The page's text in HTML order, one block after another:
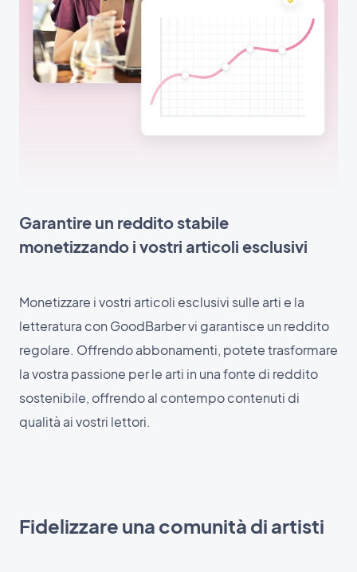
Garantire un reddito stabile
monetizzando i vostri articoli esclusivi
Monetizzare i vostri articoli esclusivi sulle arti e la
letteratura con GoodBarber vi garantisce un reddito
regolare. Offrendo abbonamenti, potete trasformare
la vostra passione per le arti in una fonte di reddito
sostenibile, offrendo al contempo contenuti di
qualità ai vostri lettori.
Fidelizzare una comunità di artisti